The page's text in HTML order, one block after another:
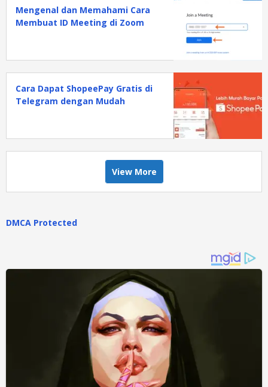
Mengenal dan Memahami Cara
Membuat ID Meeting di Zoom
Cara Dapat ShopeePay Gratis di
Telegram dengan Mudah
View More
DMCA Protected